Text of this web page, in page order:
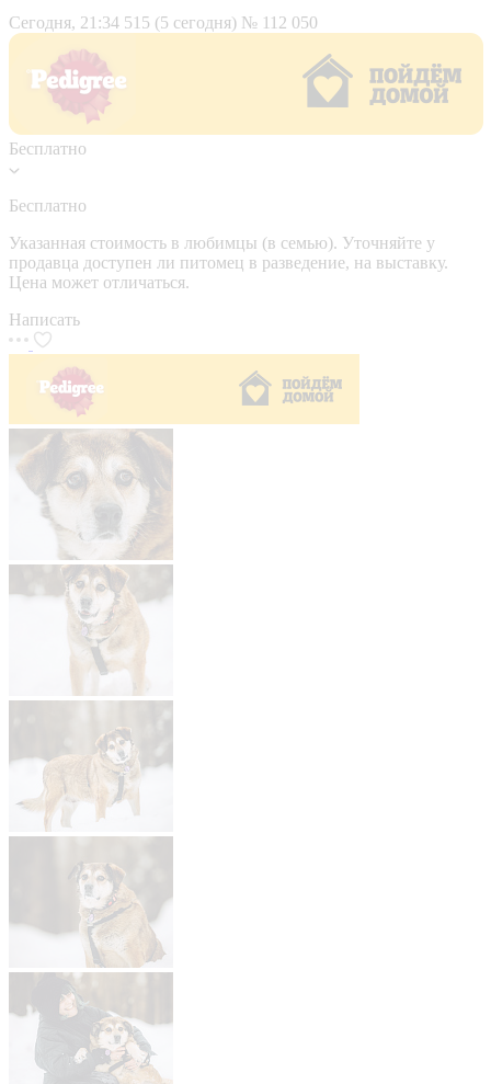
Сегодня, 21:34 515 (5 сегодня) № 112 050
Бесплатно
Бесплатно
Указанная стоимость в любимцы (в семью). Уточняйте у
продавца доступен ли питомец в разведение, на выставку.
Цена может отличаться.
Написать